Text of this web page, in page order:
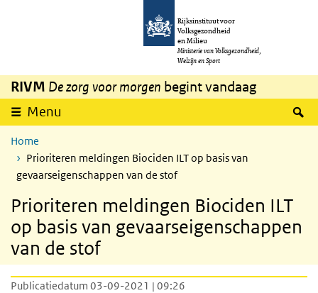
Overslaan en naar de inhoud gaan
Rijksinstituut voor
Volksgezondheid
en Milieu
Ministerie van Volksgezondheid,
Welzijn en Sport
RIVM De zorg voor morgen begint vandaag
Menu
Home
Prioriteren meldingen Biociden ILT op basis van
gevaarseigenschappen van de stof
Prioriteren meldingen Biociden ILT
op basis van gevaarseigenschappen
van de stof
Publicatiedatum 03-09-2021 | 09:26